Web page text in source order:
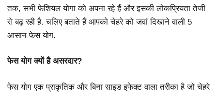
तक, सभी फेशियल योगा को अपना रहे हैं और इसकी लोकप्रियता तेजी
से बढ़ रही है. चलिए बताते हैं आपको चेहरे को जवां दिखाने वाली 5
आसान फेस योग.
फेस योग क्यों है असरदार?
फेस योग एक प्राकृतिक और बिना साइड इफेक्ट वाला तरीका है जो चेहरे